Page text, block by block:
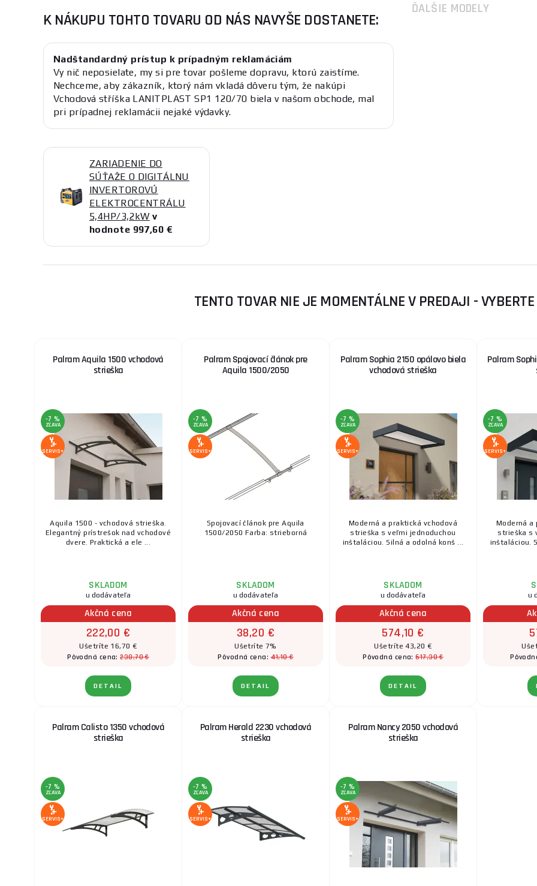
K NÁKUPU TOHTO TOVARU OD NÁS NAVYŠE DOSTANETE:
Nadštandardný prístup k prípadným reklamáciám
Vy nič neposielate, my si pre tovar pošleme dopravu, ktorú zaistíme.
Nechceme, aby zákazník, ktorý nám vkladá dôveru tým, že nakúpi
Vchodová stříška LANITPLAST SP1 120/70 biela v našom obchode, mal
pri prípadnej reklamácii nejaké výdavky.
ZARIADENIE DO
SÚŤAŽE O DIGITÁLNU
INVERTOROVÚ
ELEKTROCENTRÁLU
5,4HP/3,2kW v
hodnote 997,60 €
ĎALŠIE MODELY
TENTO TOVAR NIE JE MOMENTÁLNE V PREDAJI -
Palram Aquila 1500 vchodová
strieška
-7 %
ZĽAVA
SERVIS+
Aquila 1500 - vchodová strieška.
Elegantný prístrešok nad vchodové
dvere. Praktická a ele ...
SKLADOM
u dodávateľa
Akčná cena
222,00 €
Ušetríte 16,70 €
Pôvodná cena:238,70 €
DETAIL
Palram Spojovací článok pre
Aquila 1500/2050
-7 %
ZĽAVA
SERVIS+
Spojovací článok pre Aquila
1500/2050 Farba: strieborná
SKLADOM
u dodávateľa
Akčná cena
38,20 €
Ušetríte 7%
Pôvodná cena:41,10 €
DETAIL
Palram Sophia 2150 opálovo biela
vchodová strieška
-7 %
ZĽAVA
SERVIS+
Moderná a praktická vchodová
strieška s veľmi jednoduchou
inštaláciou. Silná a odolná konš ...
SKLADOM
u dodávateľa
Akčná cena
574,10 €
Ušetríte 43,20 €
Pôvodná cena:617,30 €
DETAIL
Palram
-7 %
ZĽAVA
SERVIS+
Moderná a
strieška s
inštaláciou.
u
Palram Calisto 1350 vchodová
strieška
-7 %
ZĽAVA
SERVIS+
Palram Herald 2230 vchodová
strieška
-7 %
ZĽAVA
SERVIS+
Palram Nancy 2050 vchodová
strieška
-7 %
ZĽAVA
SERVIS+